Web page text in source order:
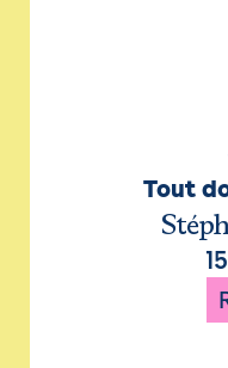
Tout
15